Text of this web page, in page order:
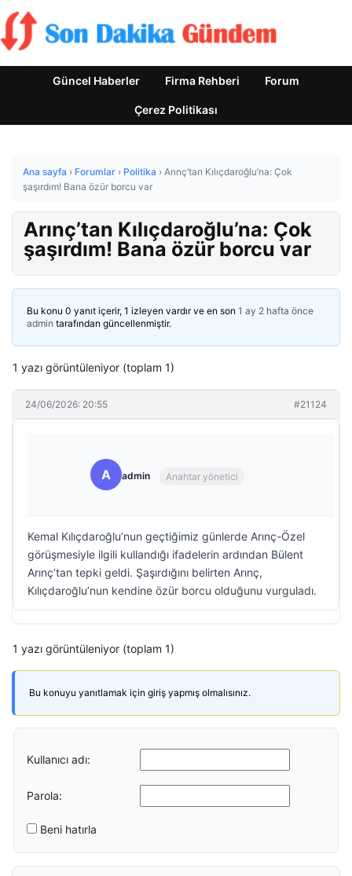
Güncel Haberler Firma Rehberi Forum
Çerez Politikası
Ana sayfa › Forumlar › Politika › Arınç’tan Kılıçdaroğlu’na: Çok
şaşırdım! Bana özür borcu var
Arınç’tan Kılıçdaroğlu’na: Çok
şaşırdım! Bana özür borcu var
Bu konu 0 yanıt içerir, 1 izleyen vardır ve en son 1 ay 2 hafta önce
admin tarafından güncellenmiştir.
1 yazı görüntüleniyor (toplam 1)
24/06/2026: 20:55 #21124
A admin Anahtar yönetici
Kemal Kılıçdaroğlu’nun geçtiğimiz günlerde Arınç-Özel
görüşmesiyle ilgili kullandığı ifadelerin ardından Bülent
Arınç’tan tepki geldi. Şaşırdığını belirten Arınç,
Kılıçdaroğlu’nun kendine özür borcu olduğunu vurguladı.
1 yazı görüntüleniyor (toplam 1)
Bu konuyu yanıtlamak için giriş yapmış olmalısınız.
Kullanıcı adı:
Parola:
Beni hatırla